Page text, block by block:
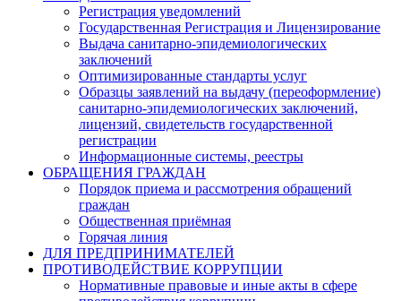
Регистрация уведомлений
Государственная Регистрация и Лицензирование
Выдача санитарно-эпидемиологических
заключений
Оптимизированные стандарты услуг
Образцы заявлений на выдачу (переоформление)
санитарно-эпидемиологических заключений,
лицензий, свидетельств государственной
регистрации
Информационные системы, реестры
ОБРАЩЕНИЯ ГРАЖДАН
Порядок приема и рассмотрения обращений
граждан
Общественная приёмная
Горячая линия
ДЛЯ ПРЕДПРИНИМАТЕЛЕЙ
ПРОТИВОДЕЙСТВИЕ КОРРУПЦИИ
Нормативные правовые и иные акты в сфере